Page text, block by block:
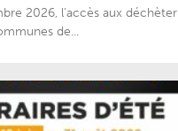
2026, l’accès aux
de...